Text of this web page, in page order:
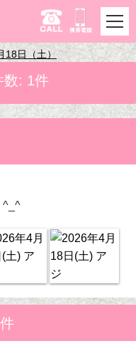
日（土）
数: 1件
^_^